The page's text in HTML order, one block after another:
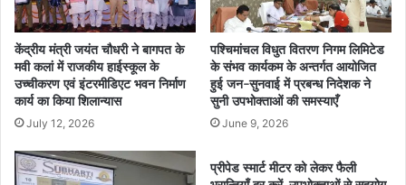
केंद्रीय मंत्री जयंत चौधरी ने बागपत के
मवी कलां में राजकीय हाईस्कूल के
उच्चीकरण एवं इंटरमीडिएट भवन निर्माण
कार्य का किया शिलान्यास
July 12, 2026
पश्चिमांचल विधुत वितरण निगम लिमिटेड
के संभव कार्यकम के अन्तर्गत आयोजित
हुई जन-सुनवाई में प्रबन्ध निदेशक ने
सुनी उपभोक्ताओं की समस्याएँ
June 9, 2026
प्रीपेड स्मार्ट मीटर को लेकर फैली